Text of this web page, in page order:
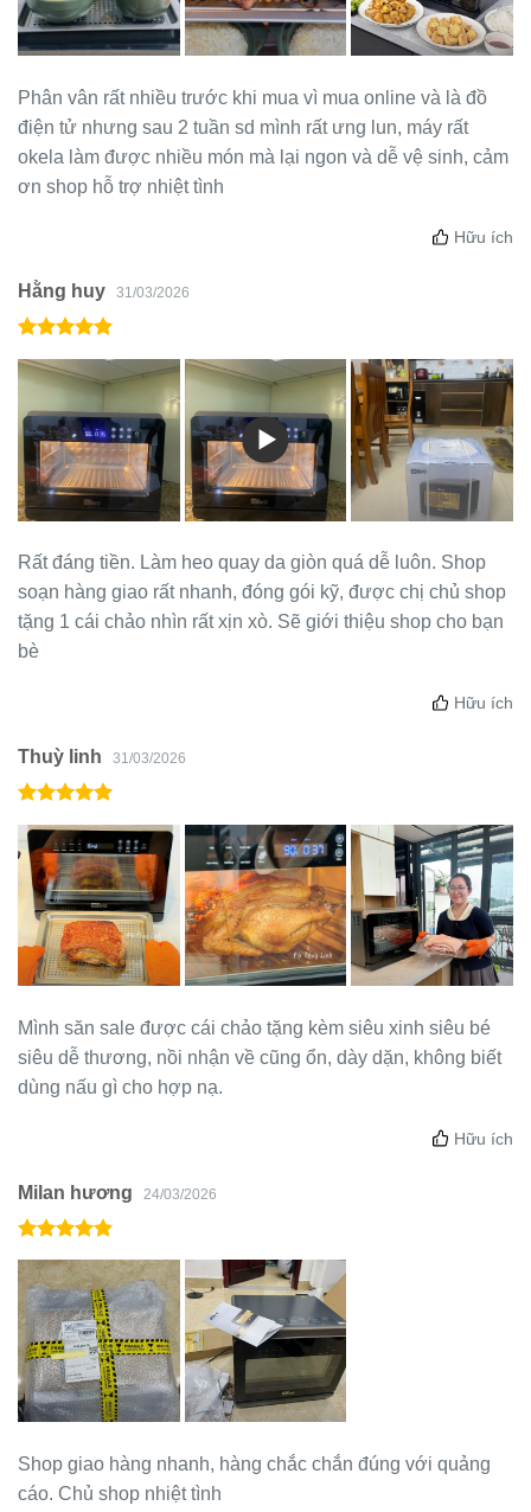
Phân vân rất nhiều trước khi mua vì mua online và là đồ
điện tử nhưng sau 2 tuần sd mình rất ưng lun, máy rất
okela làm được nhiều món mà lại ngon và dễ vệ sinh, cảm
ơn shop hỗ trợ nhiệt tình
Hữu ích
Hằng huy 31/03/2026
Rất đáng tiền. Làm heo quay da giòn quá dễ luôn. Shop
soạn hàng giao rất nhanh, đóng gói kỹ, được chị chủ shop
tặng 1 cái chảo nhìn rất xịn xò. Sẽ giới thiệu shop cho bạn
bè
Hữu ích
Thuỳ linh 31/03/2026
Mình săn sale được cái chảo tặng kèm siêu xinh siêu bé
siêu dễ thương, nồi nhận về cũng ổn, dày dặn, không biết
dùng nấu gì cho hợp nạ.
Hữu ích
Milan hương 24/03/2026
Shop giao hàng nhanh, hàng chắc chắn đúng với quảng
cáo. Chủ shop nhiệt tình